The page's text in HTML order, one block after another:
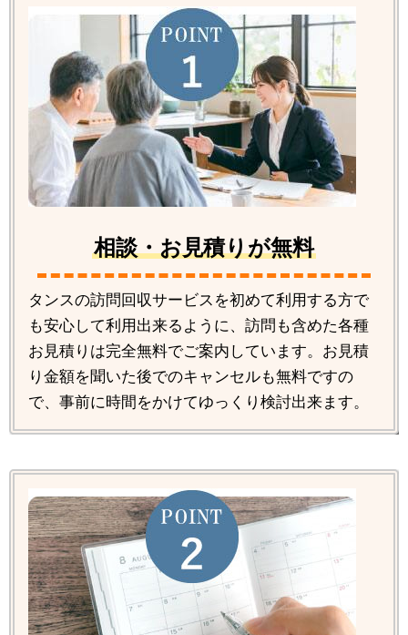
相談・お見積りが無料
タンスの訪問回収サービスを初めて利用する方で
も安心して利用出来るように、訪問も含めた各種
お見積りは完全無料でご案内しています。お見積
り金額を聞いた後でのキャンセルも無料ですの
で、事前に時間をかけてゆっくり検討出来ます。